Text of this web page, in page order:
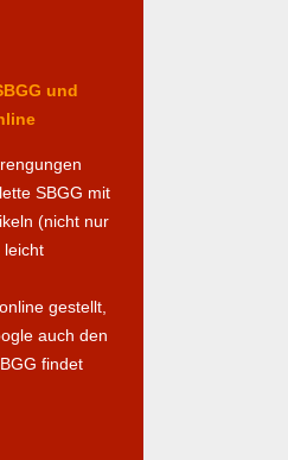
und
SBGG mit
(nicht nur
leicht
gestellt,
auch den
findet